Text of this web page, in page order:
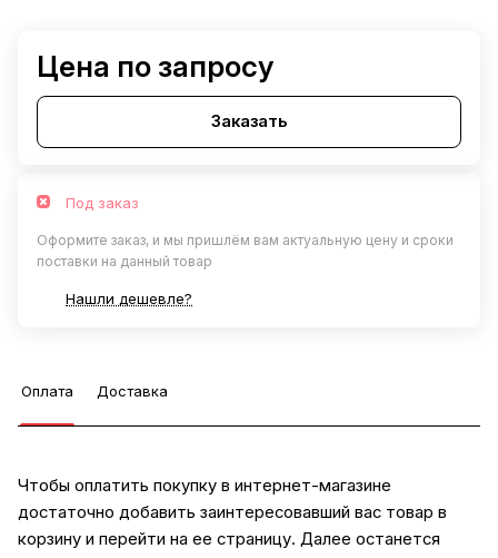
Цена по запросу
Заказать
Под заказ
Оформите заказ, и мы пришлём вам актуальную цену и сроки
поставки на данный товар
Нашли дешевле?
Оплата Доставка
Чтобы оплатить покупку в интернет-магазине
достаточно добавить заинтересовавший вас товар в
корзину и перейти на ее страницу. Далее останется